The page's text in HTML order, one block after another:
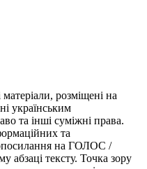
розміщені на
українським
та інші суміжні права.
та
на ГОЛОС /
абзаці тексту. Точка зору